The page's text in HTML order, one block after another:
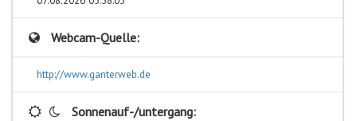
Webcam-Quelle:
http://www.ganterweb.de
Sonnenauf-/untergang: